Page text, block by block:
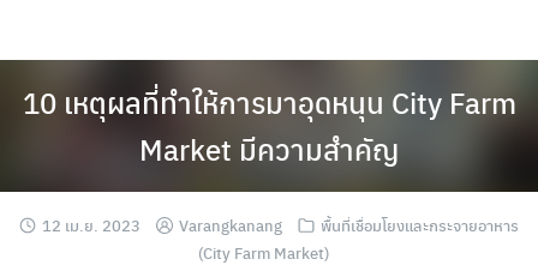
10 เหตุผลที่ทำให้การมาอุดหนุน City Farm
Market มีความสำคัญ
12 เม.ย. 2023 Varangkanang
พื้นที่เชื่อมโยงและกระจายอาหาร
(City Farm Market)